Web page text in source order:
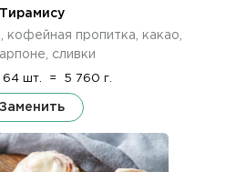
Тирамису
кофейная пропитка, какао,
сливки
64 шт. = 5 760 г.
Заменить